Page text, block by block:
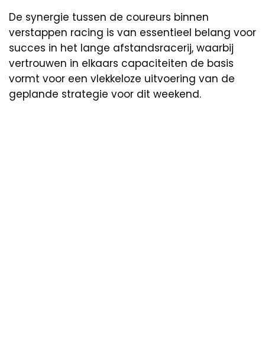
De synergie tussen de coureurs binnen
verstappen racing is van essentieel belang voor
succes in het lange afstandsracerij, waarbij
vertrouwen in elkaars capaciteiten de basis
vormt voor een vlekkeloze uitvoering van de
geplande strategie voor dit weekend.